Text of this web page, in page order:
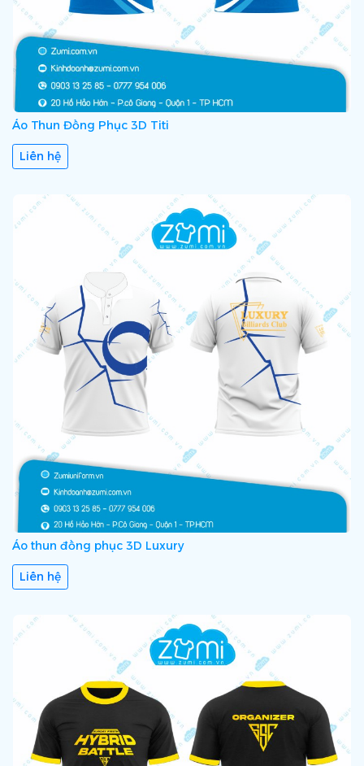
Áo Thun Đồng Phục 3D Titi
Liên hệ
Áo thun đồng phục 3D Luxury
Liên hệ